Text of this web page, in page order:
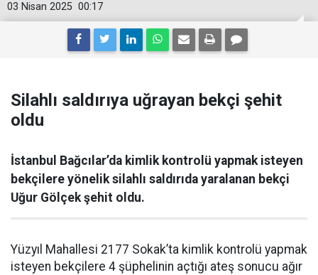
00:17
03 Nisan 2025
Silahlı saldırıya uğrayan bekçi şehit
oldu
İstanbul Bağcılar’da kimlik kontrolü yapmak isteyen
bekçilere yönelik silahlı saldırıda yaralanan bekçi
Uğur Gölçek şehit oldu.
Yüzyıl Mahallesi 2177 Sokak’ta kimlik kontrolü yapmak
isteyen bekçilere 4 şüphelinin açtığı ateş sonucu ağır